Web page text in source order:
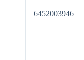
6452003946